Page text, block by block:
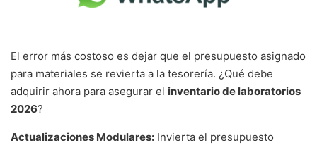
El error más costoso es dejar que el presupuesto asignado
para materiales se revierta a la tesorería. ¿Qué debe
adquirir ahora para asegurar el inventario de laboratorios
2026?
Actualizaciones Modulares: Invierta el presupuesto